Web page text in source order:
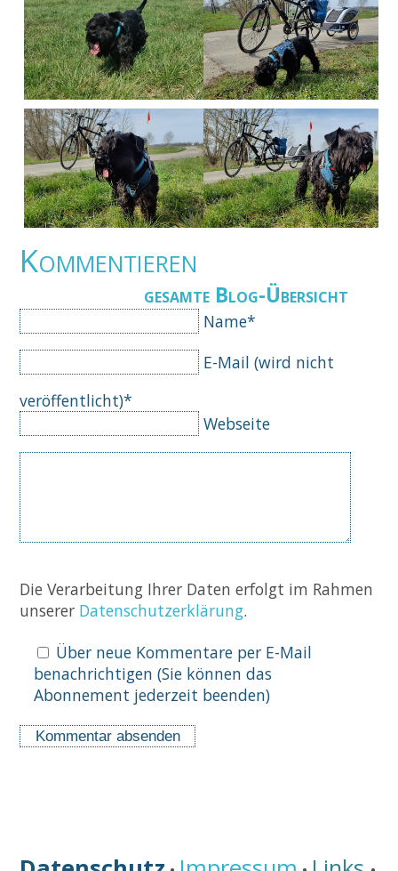
Kommentieren
gesamte Blog-Übersicht
Pflichtfeld
Name*
Pflichtfeld
E-Mail (wird nicht
veröffentlicht)*
Webseite
Die Verarbeitung Ihrer Daten erfolgt im Rahmen
unserer Datenschutzerklärung.
Über neue Kommentare per E-Mail
benachrichtigen (Sie können das
Abonnement jederzeit beenden)